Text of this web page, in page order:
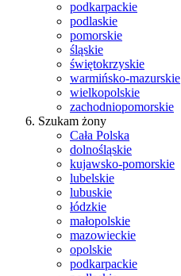
podkarpackie
podlaskie
pomorskie
śląskie
świętokrzyskie
warmińsko-mazurskie
wielkopolskie
zachodniopomorskie
Szukam żony
Cała Polska
dolnośląskie
kujawsko-pomorskie
lubelskie
lubuskie
łódzkie
małopolskie
mazowieckie
opolskie
podkarpackie